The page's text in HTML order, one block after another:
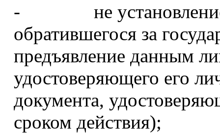
- не установление
обратившегося за
предъявление данным
удостоверяющего его
документа,
сроком действия);